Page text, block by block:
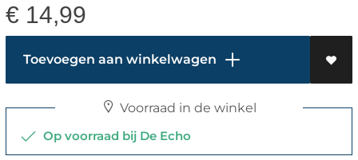
€ 14,99
Toevoegen aan winkelwagen
Voorraad in de winkel
Op voorraad bij De Echo